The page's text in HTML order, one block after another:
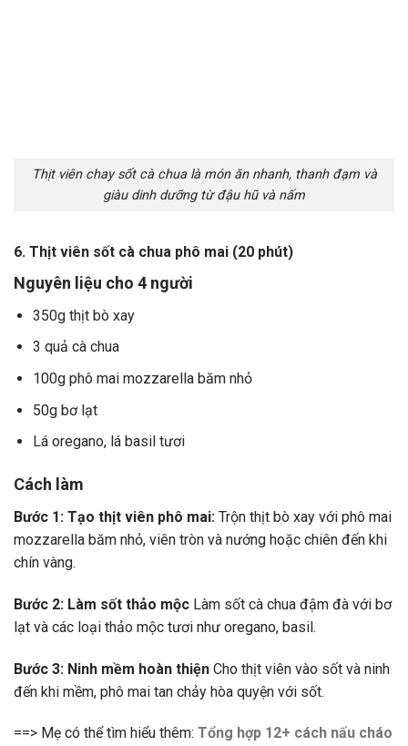
Thịt viên chay sốt cà chua là món ăn nhanh, thanh đạm và
giàu dinh dưỡng từ đậu hũ và nấm
6. Thịt viên sốt cà chua phô mai (20 phút)
Nguyên liệu cho 4 người
350g thịt bò xay
3 quả cà chua
100g phô mai mozzarella băm nhỏ
50g bơ lạt
Lá oregano, lá basil tươi
Cách làm
Bước 1: Tạo thịt viên phô mai: Trộn thịt bò xay với phô mai
mozzarella băm nhỏ, viên tròn và nướng hoặc chiên đến khi
chín vàng.
Bước 2: Làm sốt thảo mộc Làm sốt cà chua đậm đà với bơ
lạt và các loại thảo mộc tươi như oregano, basil.
Bước 3: Ninh mềm hoàn thiện Cho thịt viên vào sốt và ninh
đến khi mềm, phô mai tan chảy hòa quyện với sốt.
==> Mẹ có thể tìm hiểu thêm: Tổng hợp 12+ cách nấu cháo